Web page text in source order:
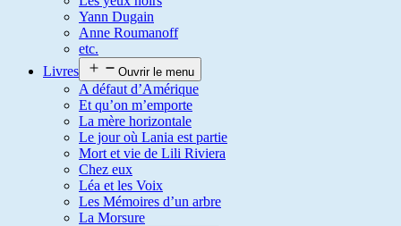
Yann Dugain
Anne Roumanoff
etc.
Livres
Ouvrir le menu
A défaut d’Amérique
Et qu’on m’emporte
La mère horizontale
Le jour où Lania est partie
Mort et vie de Lili Riviera
Chez eux
Léa et les Voix
Les Mémoires d’un arbre
La Morsure